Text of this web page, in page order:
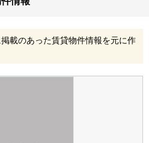
載のあった賃貸物件情報を元に作